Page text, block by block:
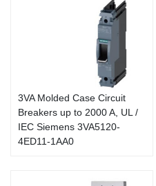
3VA Molded Case Circuit
Breakers up to 2000 A, UL /
IEC Siemens 3VA5120-
4ED11-1AA0